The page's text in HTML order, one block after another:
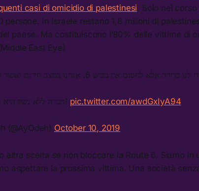
casi di omicidio di palestinesi. Solo nel corso
persone. In Israele restano 1,8 milioni di
paese. Ma costituiscono l’80% delle vittime di
East Eye)
חברה ללא נשק היא האינטרס של כולנו! pic.twitter.com/awdGxIyA94
(@AyOdeh) October 10, 2019
altra scelta se non bloccare la Route 6. Siamo in
aspettare la prossima vittima. Una società